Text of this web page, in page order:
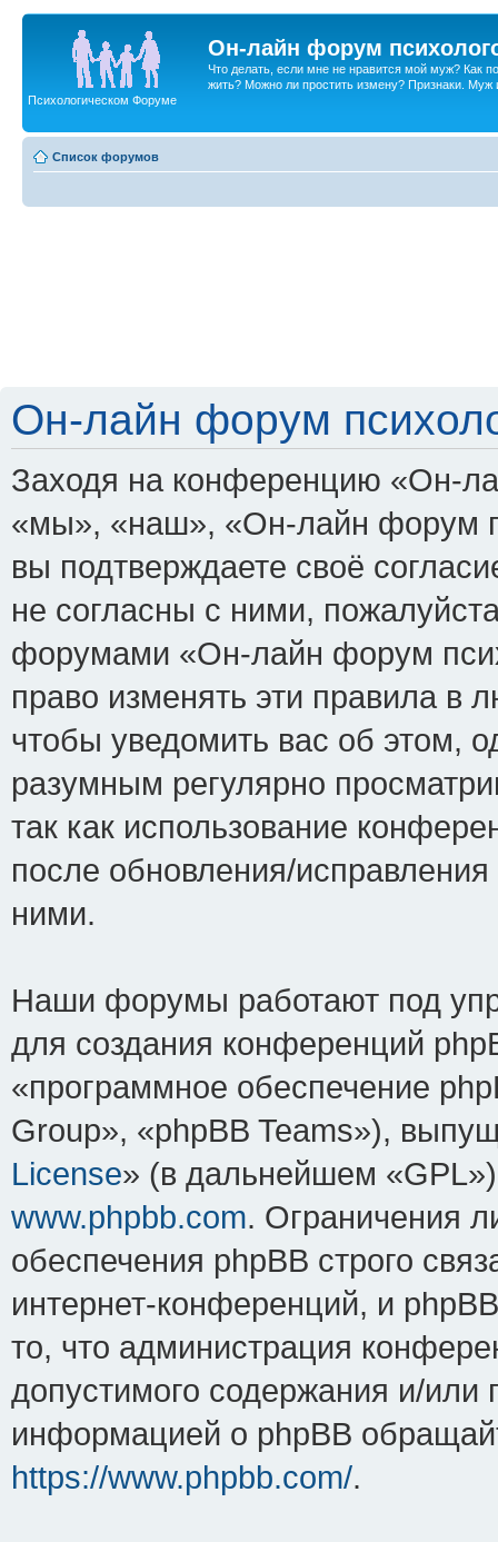
Он-лайн форум
Что делать, если мне не нравится мой муж? Как
жить? Можно ли простить измену? Признаки. Муж
Психологическом Форуме
Список форумов
Он-лайн форум
Заходя на конференцию «Он-
«мы», «наш», «Он-лайн форум
вы подтверждаете своё
не согласны с ними,
форумами «Он-лайн форум
право изменять эти правила в
чтобы уведомить вас об этом,
разумным регулярно
так как использование
после обновления/
ними.
Наши форумы работают под
для создания конференций
«программное обеспечение
Group», «phpBB Teams»),
License» (в дальнейшем
www.phpbb.com. Ограничения
обеспечения phpBB строго
интернет-конференций, и
то, что администрация
допустимого содержания и/или
информацией о phpBB
https://www.phpbb.com/.